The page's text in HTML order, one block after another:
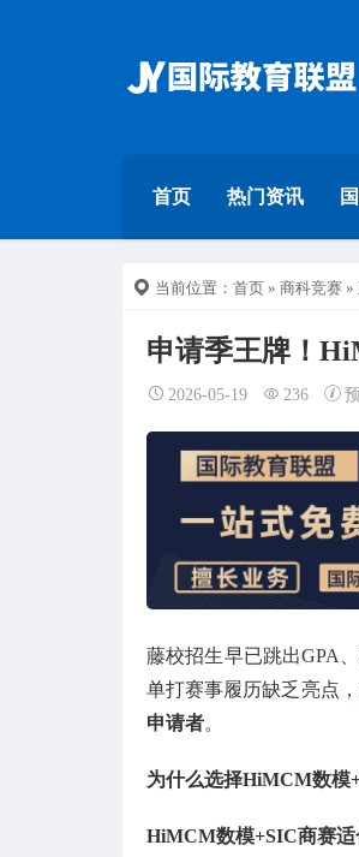
首页 热门资讯
当前位置： 首页 » 商科竞赛 »
申请季王牌！
2026-05-19 236
藤校招生早已跳出GPA
单打赛事履历缺乏亮点，
申请者。
为什么选择HiMCM数模
HiMCM数模+SIC商赛适